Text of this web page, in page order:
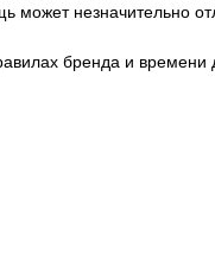
может незначительно
бренда и времени